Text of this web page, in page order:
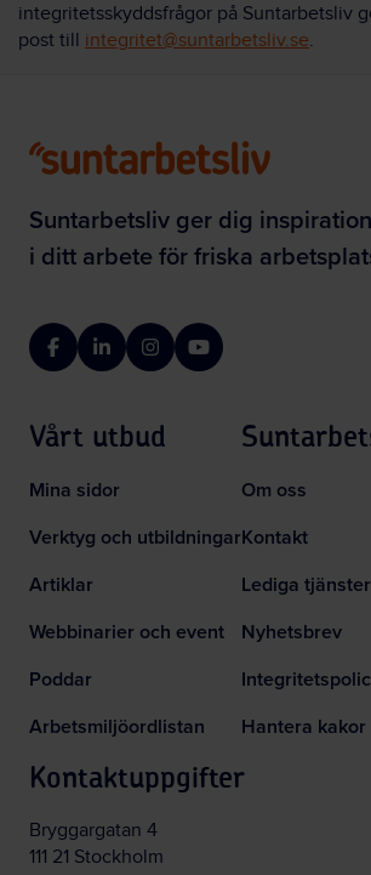
integritetsskyddsfrågor på Suntarbetsliv
post till integritet@suntarbetsliv.se.
Suntarbetsliv ger dig
i ditt arbete för friska
FacebookLinkedInInstagramYouTube
Vårt utbud
Mina sidor
Verktyg och utbildningar
Artiklar
Webbinarier och event
Poddar
Arbetsmiljöordlistan
Om oss
Kontakt
Lediga tjänster
Nyhetsbrev
Hantera kakor
Kontaktuppgifter
Bryggargatan 4
111 21 Stockholm